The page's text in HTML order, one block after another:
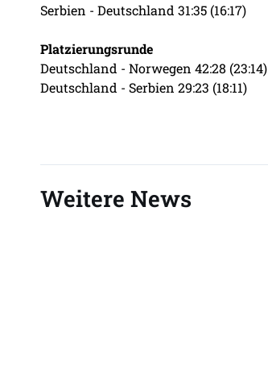
Serbien - Deutschland 31:35 (16:17)
Platzierungsrunde
Deutschland - Norwegen 42:28 (23:14)
Deutschland - Serbien 29:23 (18:11)
Weitere News